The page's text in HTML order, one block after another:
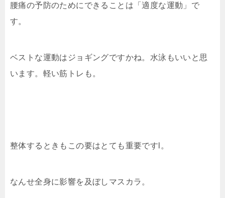
腰痛の予防のためにできることは「適度な運動」で
す。
ベストな運動はジョギングですかね。水泳もいいと思
います。軽い筋トレも。
整体するときもこの要はとても重要ですl。
なんせ全身に影響を及ぼしマスカラ。